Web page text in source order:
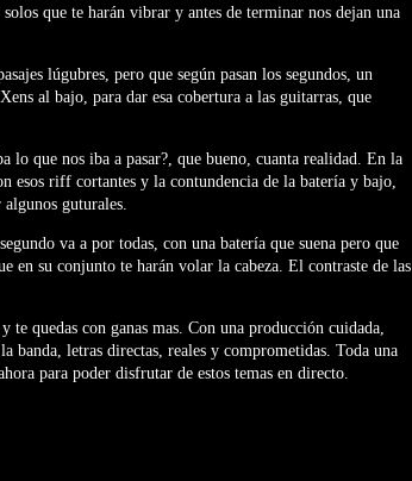
que te harán vibrar y antes de terminar nos dejan una
lúgubres, pero que según pasan los segundos, un
al bajo, para dar esa cobertura a las guitarras, que
lo que nos iba a pasar?, que bueno, cuanta realidad. En la
esos riff cortantes y la contundencia de la batería y bajo,
guturales.
va a por todas, con una batería que suena pero que
en su conjunto te harán volar la cabeza. El contraste de las
te quedas con ganas mas. Con una producción cuidada,
banda, letras directas, reales y comprometidas. Toda una
para poder disfrutar de estos temas en directo.